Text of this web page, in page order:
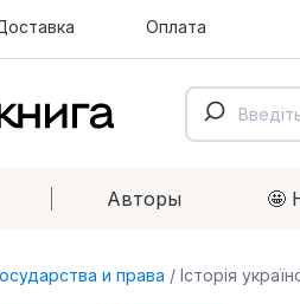
Оплата
Авторы 🤩
и права Історія